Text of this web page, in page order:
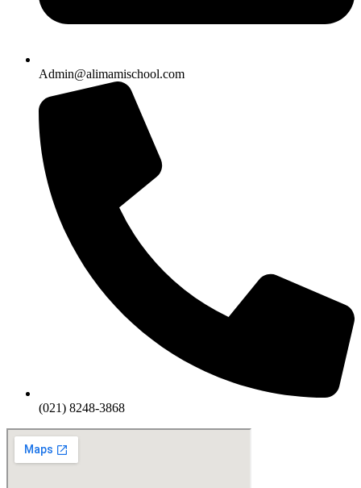
Admin@alimamischool.com
(021) 8248-3868